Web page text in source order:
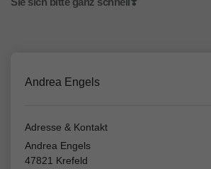
Andrea Engels
Adresse & Kontakt
Andrea Engels
47821 Krefeld